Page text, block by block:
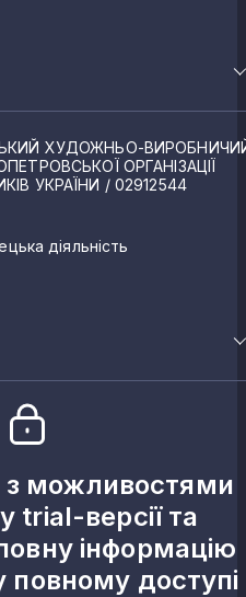
ХУДОЖНЬО-
ОРГАНІЗАЦІЇ
УКРАЇНИ / 02912544
діяльність
з можливостями
trial-версії та
інформацію
повному доступі